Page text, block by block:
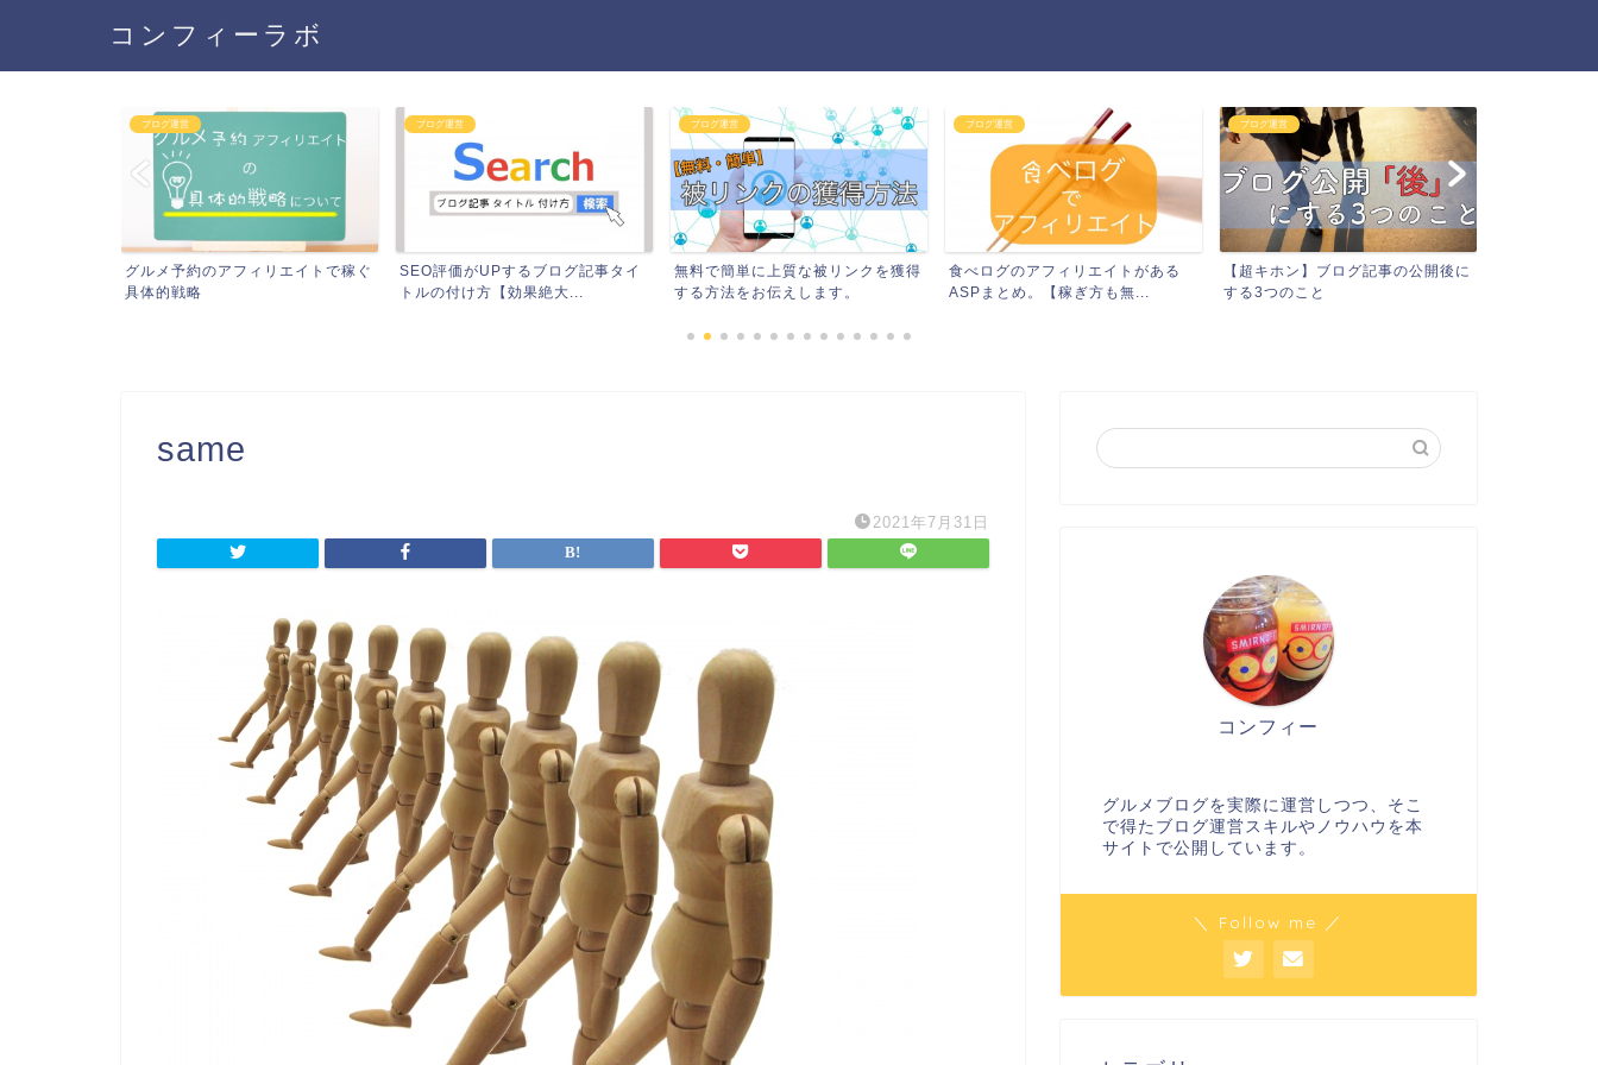
コンフィーラボ
ブログ運営
グルメ予約のアフィリエイトで稼ぐ
具体的戦略
ブログ運営
SEO評価がUPするブログ記事タイ
トルの付け方【効果絶大...
ブログ運営
無料で簡単に上質な被リンクを獲得
する方法をお伝えします。
ブログ運営
食べログのアフィリエイトがある
ASPまとめ。【稼ぎ方も無...
ブログ運営
【超キホン】ブログ記事の公開後に
する3つのこと
same
2021年7月31日
コンフィー
グルメブログを実際に運営しつつ、そこ
で得たブログ運営スキルやノウハウを本
サイトで公開しています。
＼ Follow me ／